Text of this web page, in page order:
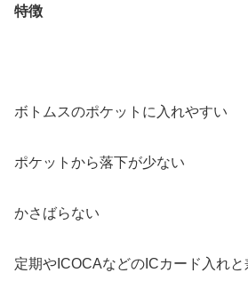
特徴
ボトムスのポケットに入れやすい
ポケットから落下が少ない
かさばらない
定期やICOCAなどのICカード入れと